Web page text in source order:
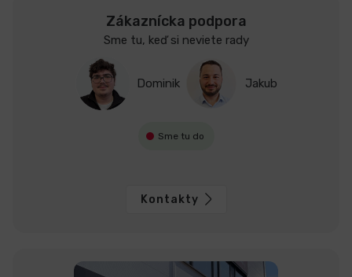
Zákaznícka podpora
Sme tu, keď si neviete rady
Dominik Jakub
Sme tu do
Kontakty